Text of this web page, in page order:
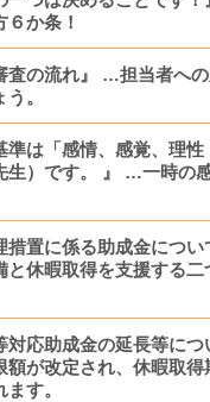
か条！
査の流れ』 …担当者へ
。
準は「感情、感覚、理性
生）です。 』 …一時の
措置に係る助成金につ
と休暇取得を支援する二
対応助成金の延長等に
額が改定され、休暇取
す。